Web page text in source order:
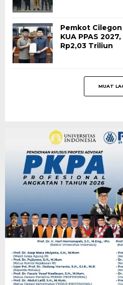
Pemkot
KUA PPAS
Rp2,03 Triliun